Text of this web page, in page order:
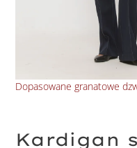
Dopasowane granatowe
Kardigan